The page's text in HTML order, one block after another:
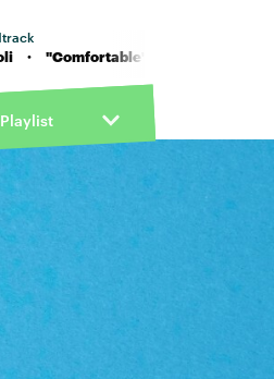
von Moli
Playlist